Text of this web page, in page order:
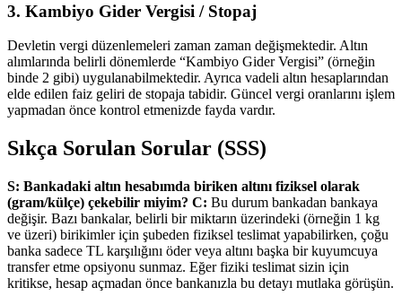
3. Kambiyo Gider Vergisi / Stopaj
Devletin vergi düzenlemeleri zaman zaman değişmektedir. Altın
alımlarında belirli dönemlerde “Kambiyo Gider Vergisi” (örneğin
binde 2 gibi) uygulanabilmektedir. Ayrıca vadeli altın hesaplarından
elde edilen faiz geliri de stopaja tabidir. Güncel vergi oranlarını işlem
yapmadan önce kontrol etmenizde fayda vardır.
Sıkça Sorulan Sorular (SSS)
S: Bankadaki altın hesabımda biriken altını fiziksel olarak
(gram/külçe) çekebilir miyim? C: Bu durum bankadan bankaya
değişir. Bazı bankalar, belirli bir miktarın üzerindeki (örneğin 1 kg
ve üzeri) birikimler için şubeden fiziksel teslimat yapabilirken, çoğu
banka sadece TL karşılığını öder veya altını başka bir kuyumcuya
transfer etme opsiyonu sunmaz. Eğer fiziki teslimat sizin için
kritikse, hesap açmadan önce bankanızla bu detayı mutlaka görüşün.